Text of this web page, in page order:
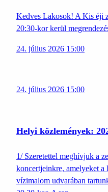
Kedves Lakosok! A Kis éji
20:30-kor kerül
24. július 2026 15:00
24. július 2026 15:00
Helyi közlemények:
1/ Szeretettel meghívjuk a
koncertjeinkre, amelyeket
vízimalom udvarában